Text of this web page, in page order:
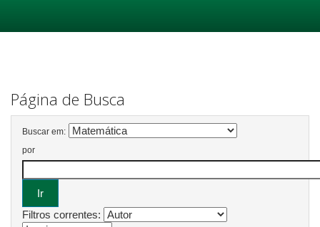
Página de Busca
Buscar em:
por
Filtros correntes: